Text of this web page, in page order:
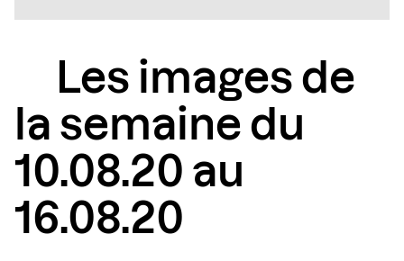
Les images de
la semaine du
10.08.20 au
16.08.20